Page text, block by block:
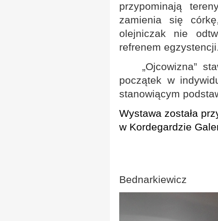
przypominają
zamienia się
olejniczak nie
refrenem
„Ojcowizna”
początek w
stanowiącym
Wystawa została
w Kordegardzie
Bednarkiewicz